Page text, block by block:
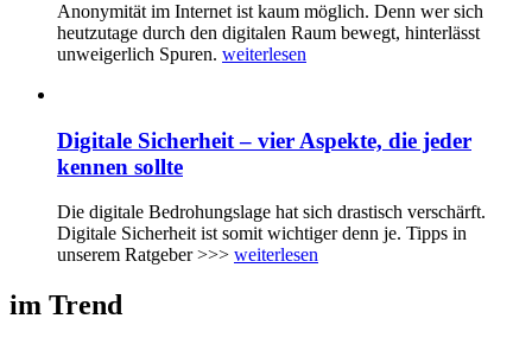
Anonymität im Internet ist kaum möglich. Denn wer sich
heutzutage durch den digitalen Raum bewegt, hinterlässt
unweigerlich Spuren. weiterlesen
Digitale Sicherheit – vier Aspekte, die jeder
kennen sollte
Die digitale Bedrohungslage hat sich drastisch verschärft.
Digitale Sicherheit ist somit wichtiger denn je. Tipps in
unserem Ratgeber >>> weiterlesen
im Trend